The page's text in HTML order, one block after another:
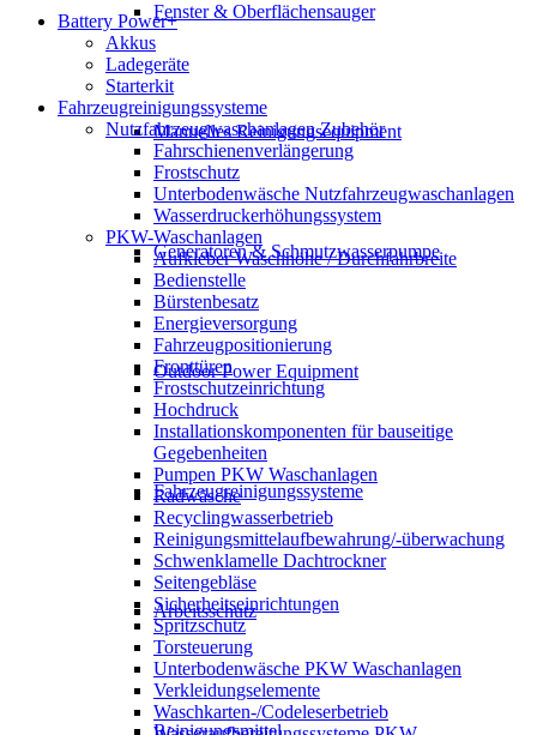
Fenster & Oberflächensauger
Manuelles Reinigungsequipment
Generatoren & Schmutzwasserpumpe
Outdoor Power Equipment
Fahrzeugreinigungssysteme
Arbeitsschutz
Reinigungsmittel
Battery Power+
Akkus
Ladegeräte
Starterkit
Fahrzeugreinigungssysteme
Nutzfahrzeugwaschanlagen Zubehör
Fahrschienenverlängerung
Frostschutz
Unterbodenwäsche Nutzfahrzeugwaschanlagen
Wasserdruckerhöhungssystem
PKW-Waschanlagen
Aufkleber Waschhöhe / Durchfahrbreite
Bedienstelle
Bürstenbesatz
Energieversorgung
Fahrzeugpositionierung
Fronttüren
Frostschutzeinrichtung
Hochdruck
Installationskomponenten für bauseitige
Gegebenheiten
Pumpen PKW Waschanlagen
Radwäsche
Recyclingwasserbetrieb
Reinigungsmittelaufbewahrung/-überwachung
Schwenklamelle Dachtrockner
Seitengebläse
Sicherheitseinrichtungen
Spritzschutz
Torsteuerung
Unterbodenwäsche PKW Waschanlagen
Verkleidungselemente
Waschkarten-/Codeleserbetrieb